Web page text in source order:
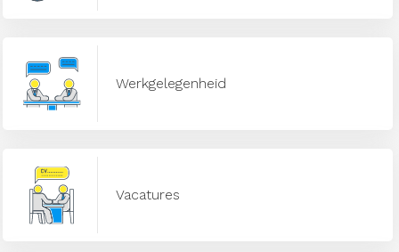
Werkgelegenheid
Vacatures